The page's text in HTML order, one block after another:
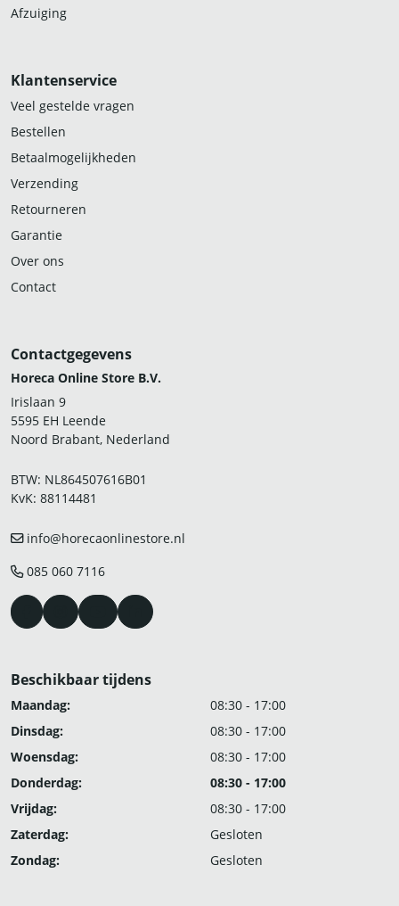
Afzuiging
Klantenservice
Veel gestelde vragen
Bestellen
Betaalmogelijkheden
Verzending
Retourneren
Garantie
Over ons
Contact
Contactgegevens
Horeca Online Store B.V.
Irislaan 9
5595 EH Leende
Noord Brabant, Nederland
BTW: NL864507616B01
KvK: 88114481
info@horecaonlinestore.nl
085 060 7116
Beschikbaar tijdens
Maandag:
08:30 - 17:00
Dinsdag:
08:30 - 17:00
Woensdag:
08:30 - 17:00
Donderdag:
08:30 - 17:00
Vrijdag:
08:30 - 17:00
Zaterdag:
Gesloten
Zondag:
Gesloten